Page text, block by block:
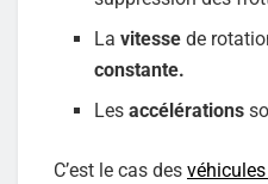
Lavitesse de
constante.
Lesaccélérations
C’est le cas des